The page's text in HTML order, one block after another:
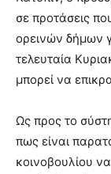
σε προτάσεις
ορεινών δήμων
τελευταία
μπορεί να
Ως προς το
πως είναι
κοινοβουλίου